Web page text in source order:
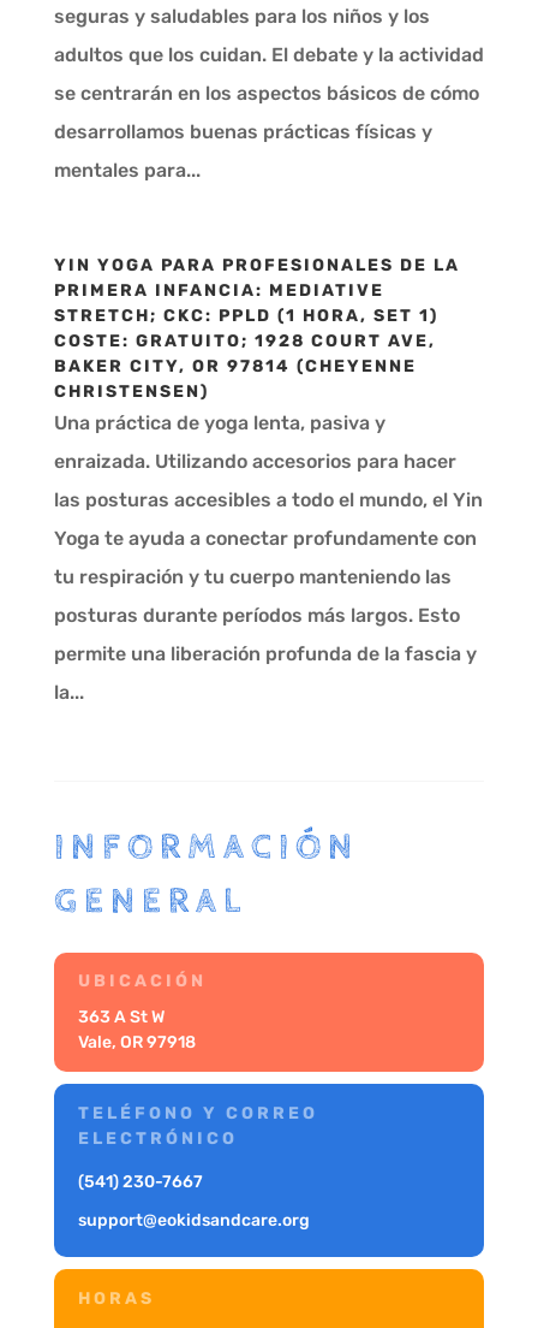
seguras y saludables para los niños y los
adultos que los cuidan. El debate y la actividad
se centrarán en los aspectos básicos de cómo
desarrollamos buenas prácticas físicas y
mentales para...
YIN YOGA PARA PROFESIONALES DE LA
PRIMERA INFANCIA: MEDIATIVE
STRETCH; CKC: PPLD (1 HORA, SET 1)
COSTE: GRATUITO; 1928 COURT AVE,
BAKER CITY, OR 97814 (CHEYENNE
CHRISTENSEN)
Una práctica de yoga lenta, pasiva y
enraizada. Utilizando accesorios para hacer
las posturas accesibles a todo el mundo, el Yin
Yoga te ayuda a conectar profundamente con
tu respiración y tu cuerpo manteniendo las
posturas durante períodos más largos. Esto
permite una liberación profunda de la fascia y
la...
INFORMACIÓN
GENERAL
UBICACIÓN
363 A St W
Vale, OR 97918
TELÉFONO Y CORREO
ELECTRÓNICO
(541) 230-7667
support@eokidsandcare.org
HORAS